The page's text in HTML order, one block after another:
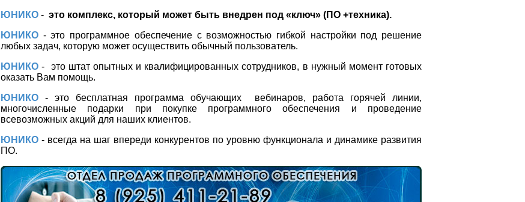
ЮНИКО - это комплекс, который может быть внедрен под «ключ» (ПО +техника).
ЮНИКО - это программное обеспечение с возможностью гибкой настройки под решение
любых задач, которую может осуществить обычный пользователь.
ЮНИКО -
это штат опытных и квалифицированных сотрудников, в нужный момент готовых
оказать Вам помощь.
ЮНИКО - это бесплатная программа обучающих
вебинаров, работа горячей линии,
многочисленные подарки при покупке программного обеспечения и проведение
всевозможных акций для наших клиентов.
ЮНИКО - всегда на шаг впереди конкурентов по уровню функционала и динамике развития
ПО.